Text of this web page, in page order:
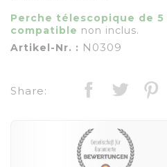
Perche télescopique de
compatible non inclus.
Artikel-Nr. : N0309
Share: